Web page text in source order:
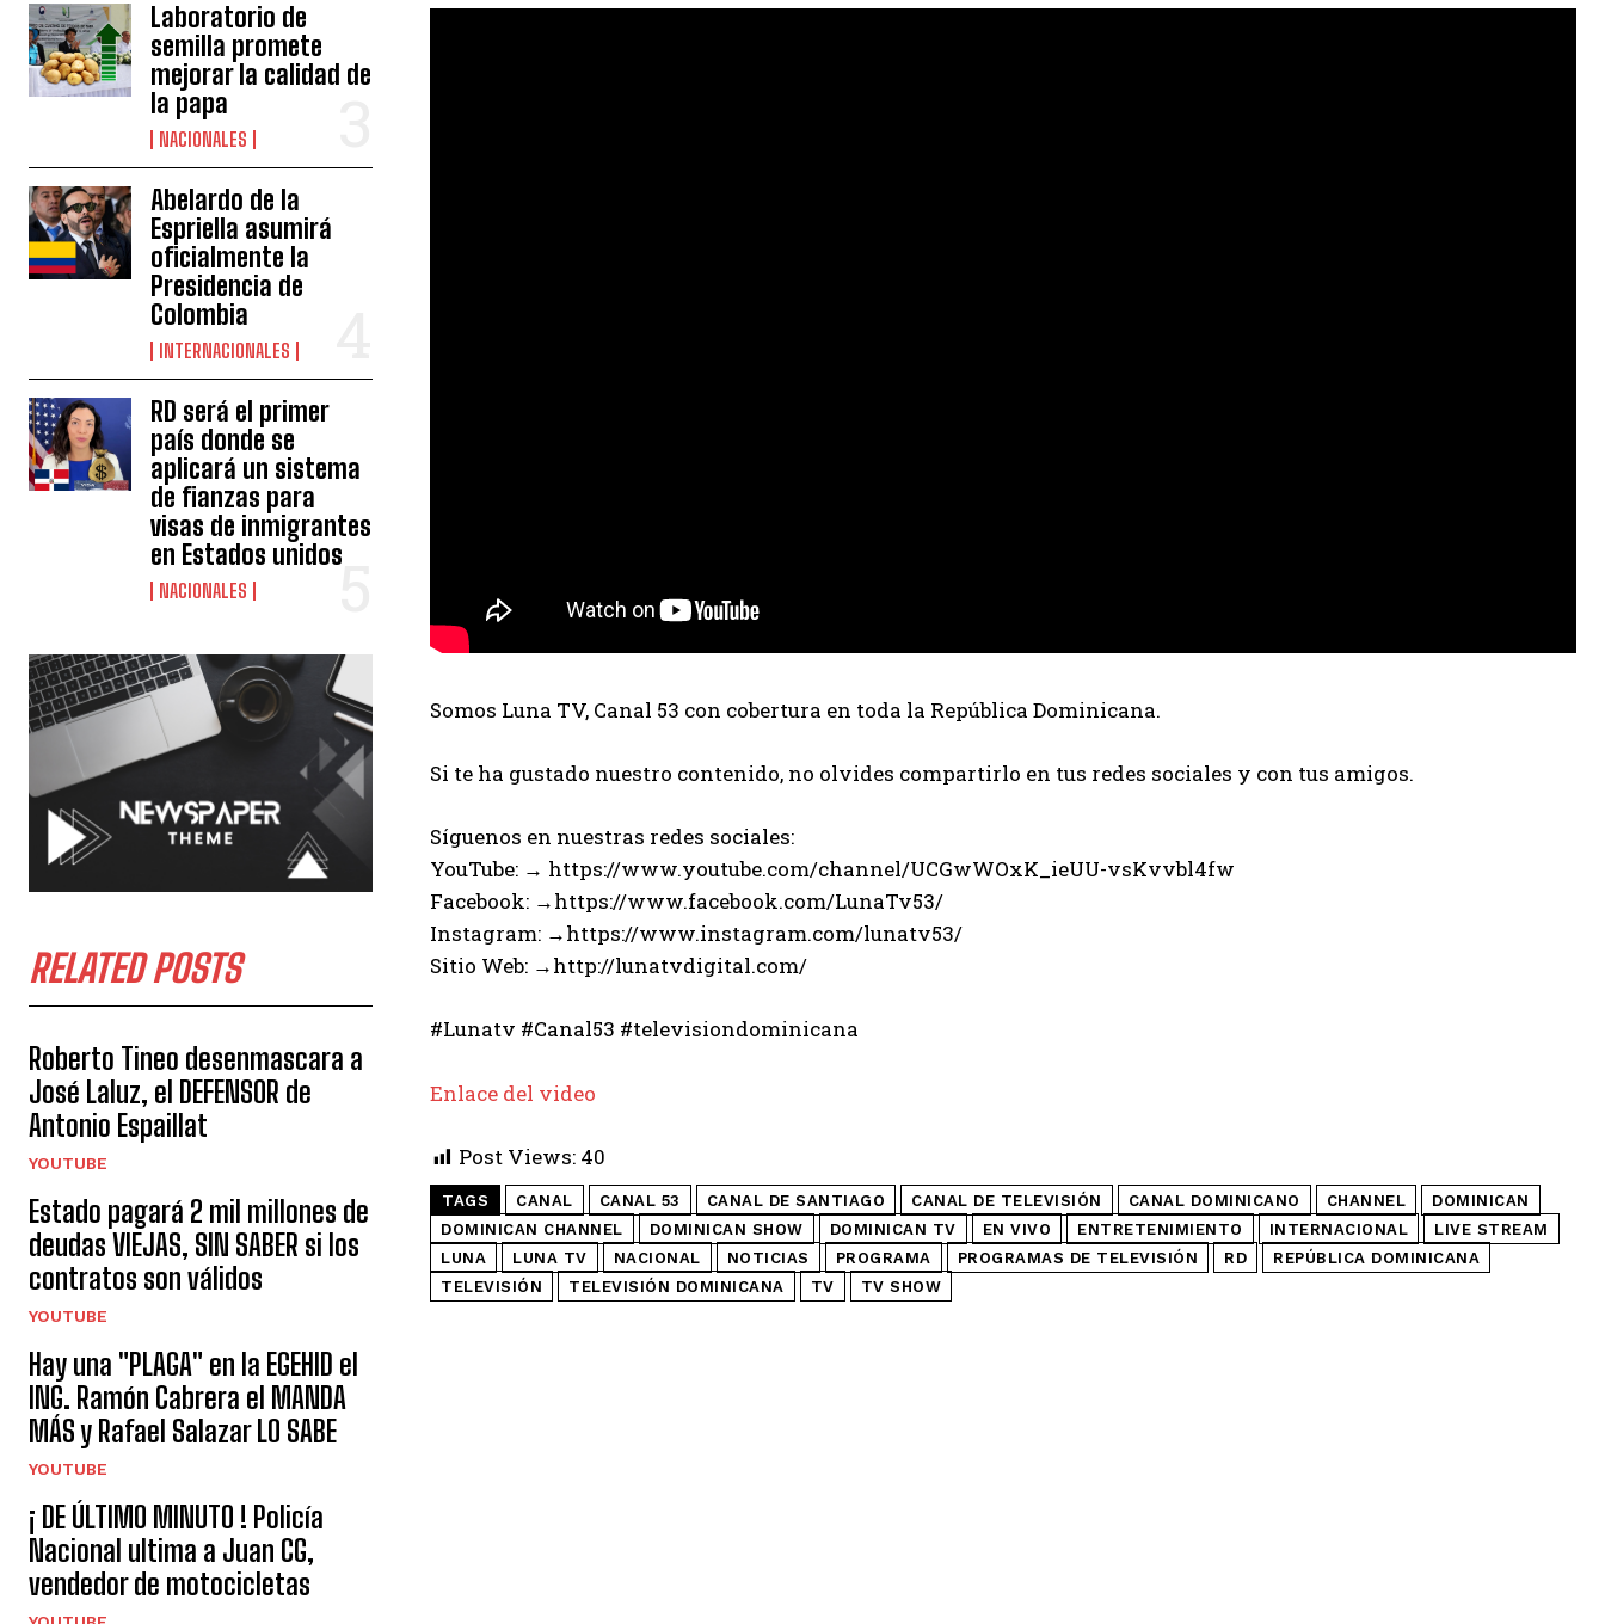
Laboratorio de
semilla promete
mejorar la calidad de
la papa
NACIONALES
Abelardo de la
Espriella asumirá
oficialmente la
Presidencia de
Colombia
INTERNACIONALES
RD será el primer
país donde se
aplicará un sistema
de fianzas para
visas de inmigrantes
en Estados unidos
NACIONALES
RELATED POSTS
Roberto Tineo desenmascara a
José Laluz, el DEFENSOR de
Antonio Espaillat
YOUTUBE
Estado pagará 2 mil millones de
deudas VIEJAS, SIN SABER si los
contratos son válidos
YOUTUBE
Hay una "PLAGA" en la EGEHID el
ING. Ramón Cabrera el MANDA
MÁS y Rafael Salazar LO SABE
YOUTUBE
¡ DE ÚLTIMO MINUTO ! Policía
Nacional ultima a Juan CG,
vendedor de motocicletas
Somos Luna TV, Canal 53 con cobertura en toda la República Dominicana.
Si te ha gustado nuestro contenido, no olvides compartirlo en tus redes sociales y con tus amigos.
Síguenos en nuestras redes sociales:
YouTube: → https://www.youtube.com/channel/UCGwWOxK_ieUU-vsKvvbl4fw
Facebook: →https://www.facebook.com/LunaTv53/
Instagram: →https://www.instagram.com/lunatv53/
Sitio Web: →http://lunatvdigital.com/
#Lunatv #Canal53 #televisiondominicana
Enlace del video
Post Views: 40
TAGS CANAL CANAL 53 CANAL DE SANTIAGO CANAL DE TELEVISIÓN CANAL DOMINICANO CHANNEL
DOMINICAN
DOMINICAN CHANNEL
DOMINICAN SHOW DOMINICAN TV EN VIVO ENTRETENIMIENTO INTERNACIONAL
LIVE STREAM
LUNA
LUNA TV NACIONAL NOTICIAS PROGRAMA PROGRAMAS DE TELEVISIÓN RD
REPÚBLICA DOMINICANA
TELEVISIÓN
TELEVISIÓN DOMINICANA TV TV SHOW